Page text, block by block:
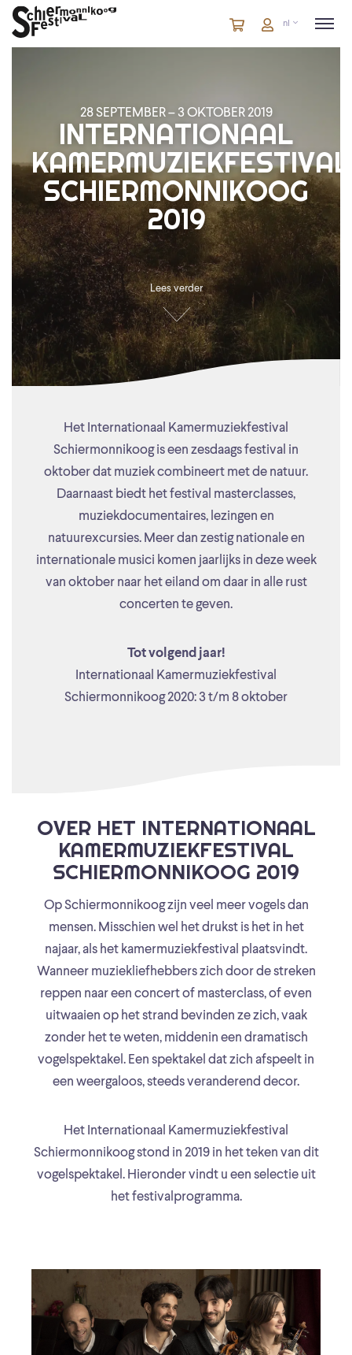
Winkelmandje
artikelen
in
Account
nl
28 SEPTEMBER – 3 OKTOBER 2019
INTERNATIONAAL
KAMERMUZIEKFESTIVAL
SCHIERMONNIKOOG
2019
Lees verder
Het Internationaal Kamermuziekfestival
Schiermonnikoog is een zesdaags festival in
oktober dat muziek combineert met de natuur.
Daarnaast biedt het festival masterclasses,
muziekdocumentaires, lezingen en
natuurexcursies. Meer dan zestig nationale en
internationale musici komen jaarlijks in deze week
van oktober naar het eiland om daar in alle rust
concerten te geven.
Tot volgend jaar!
Internationaal Kamermuziekfestival
Schiermonnikoog 2020: 3 t/m 8 oktober
OVER HET INTERNATIONAAL
KAMERMUZIEKFESTIVAL
SCHIERMONNIKOOG 2019
Op Schiermonnikoog zijn veel meer vogels dan
mensen. Misschien wel het drukst is het in het
najaar, als het kamermuziekfestival plaatsvindt.
Wanneer muziekliefhebbers zich door de streken
reppen naar een concert of masterclass, of even
uitwaaien op het strand bevinden ze zich, vaak
zonder het te weten, middenin een dramatisch
vogelspektakel. Een spektakel dat zich afspeelt in
een weergaloos, steeds veranderend decor.
Het Internationaal Kamermuziekfestival
Schiermonnikoog stond in 2019 in het teken van dit
vogelspektakel. Hieronder vindt u een selectie uit
het festivalprogramma.